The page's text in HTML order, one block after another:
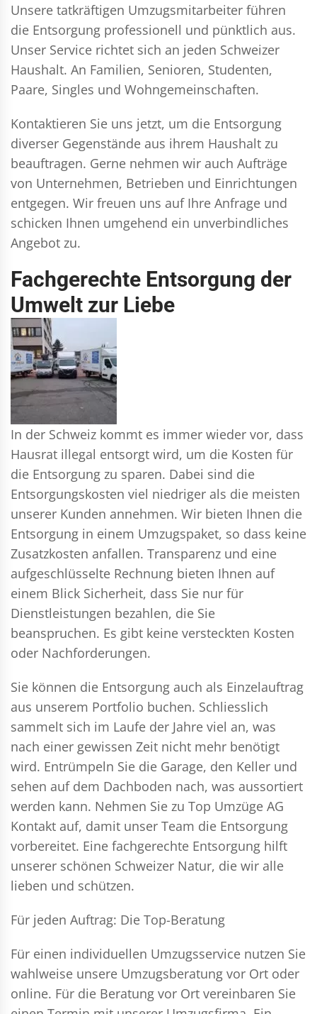
Unsere tatkräftigen Umzugsmitarbeiter führen
die Entsorgung professionell und pünktlich aus.
Unser Service richtet sich an jeden Schweizer
Haushalt. An Familien, Senioren, Studenten,
Paare, Singles und Wohngemeinschaften.
Kontaktieren Sie uns jetzt, um die Entsorgung
diverser Gegenstände aus ihrem Haushalt zu
beauftragen. Gerne nehmen wir auch Aufträge
von Unternehmen, Betrieben und Einrichtungen
entgegen. Wir freuen uns auf Ihre Anfrage und
schicken Ihnen umgehend ein unverbindliches
Angebot zu.
Fachgerechte Entsorgung der
Umwelt zur Liebe
In der Schweiz kommt es immer wieder vor, dass
Hausrat illegal entsorgt wird, um die Kosten für
die Entsorgung zu sparen. Dabei sind die
Entsorgungskosten viel niedriger als die meisten
unserer Kunden annehmen. Wir bieten Ihnen die
Entsorgung in einem Umzugspaket, so dass keine
Zusatzkosten anfallen. Transparenz und eine
aufgeschlüsselte Rechnung bieten Ihnen auf
einem Blick Sicherheit, dass Sie nur für
Dienstleistungen bezahlen, die Sie
beanspruchen. Es gibt keine versteckten Kosten
oder Nachforderungen.
Sie können die Entsorgung auch als Einzelauftrag
aus unserem Portfolio buchen. Schliesslich
sammelt sich im Laufe der Jahre viel an, was
nach einer gewissen Zeit nicht mehr benötigt
wird. Entrümpeln Sie die Garage, den Keller und
sehen auf dem Dachboden nach, was aussortiert
werden kann. Nehmen Sie zu Top Umzüge AG
Kontakt auf, damit unser Team die Entsorgung
vorbereitet. Eine fachgerechte Entsorgung hilft
unserer schönen Schweizer Natur, die wir alle
lieben und schützen.
Für jeden Auftrag: Die Top-Beratung
Für einen individuellen Umzugsservice nutzen Sie
wahlweise unsere Umzugsberatung vor Ort oder
online. Für die Beratung vor Ort vereinbaren Sie